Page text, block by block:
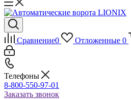
Сравнение0 Отложенные 0
Телефоны
8-800-550-97-01
Заказать звонок